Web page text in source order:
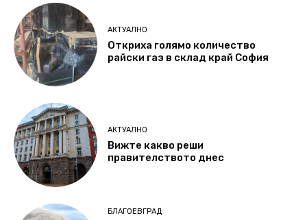
АКТУАЛНО
Откриха голямо количество
райски газ в склад край София
АКТУАЛНО
Вижте какво реши
правителството днес
БЛАГОЕВГРАД